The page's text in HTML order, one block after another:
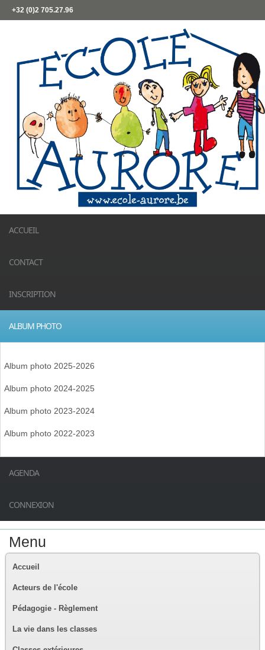
+32 (0)2 705.27.96
ACCUEIL
CONTACT
INSCRIPTION
ALBUM PHOTO
Album photo 2025-2026
Album photo 2024-2025
Album photo 2023-2024
Album photo 2022-2023
AGENDA
CONNEXION
Menu
Accueil
Acteurs de l'école
Pédagogie - Règlement
La vie dans les classes